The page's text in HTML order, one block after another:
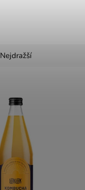
Nejdražší